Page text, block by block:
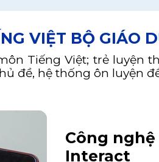
VIỆT BỘ GIÁO
Tiếng Việt; trẻ luyện
đề, hệ thống ôn luyện
Công
Interact